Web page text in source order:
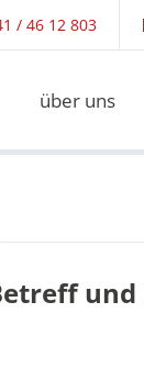
/ 46 12 803
über uns